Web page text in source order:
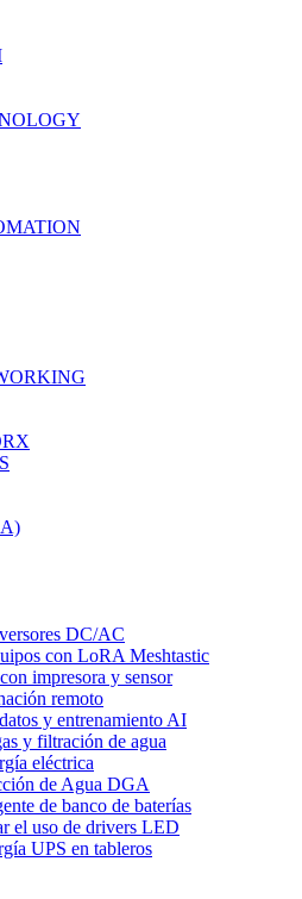
DC/AC
con LoRA Meshtastic
impresora y sensor
remoto
y entrenamiento AI
y filtración de agua
eléctrica
de Agua DGA
de banco de baterías
el uso de drivers LED
UPS en tableros